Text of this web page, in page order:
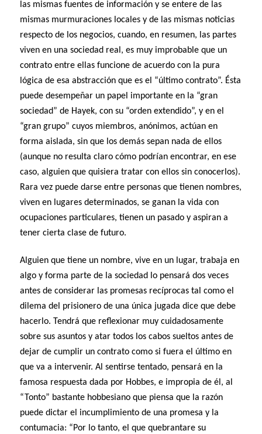
las mismas fuentes de información y se entere de las
mismas murmuraciones locales y de las mismas noticias
respecto de los negocios, cuando, en resumen, las partes
viven en una sociedad real, es muy improbable que un
contrato entre ellas funcione de acuerdo con la pura
lógica de esa abstracción que es el “último contrato”. Ésta
puede desempeñar un papel importante en la “gran
sociedad” de Hayek, con su “orden extendido”, y en el
“gran grupo” cuyos miembros, anónimos, actúan en
forma aislada, sin que los demás sepan nada de ellos
(aunque no resulta claro cómo podrían encontrar, en ese
caso, alguien que quisiera tratar con ellos sin conocerlos).
Rara vez puede darse entre personas que tienen nombres,
viven en lugares determinados, se ganan la vida con
ocupaciones particulares, tienen un pasado y aspiran a
tener cierta clase de futuro.
Alguien que tiene un nombre, vive en un lugar, trabaja en
algo y forma parte de la sociedad lo pensará dos veces
antes de considerar las promesas recíprocas tal como el
dilema del prisionero de una única jugada dice que debe
hacerlo. Tendrá que reflexionar muy cuidadosamente
sobre sus asuntos y atar todos los cabos sueltos antes de
dejar de cumplir un contrato como si fuera el último en
que va a intervenir. Al sentirse tentado, pensará en la
famosa respuesta dada por Hobbes, e impropia de él, al
“Tonto” bastante hobbesiano que piensa que la razón
puede dictar el incumplimiento de una promesa y la
contumacia: “Por lo tanto, el que quebrantare su